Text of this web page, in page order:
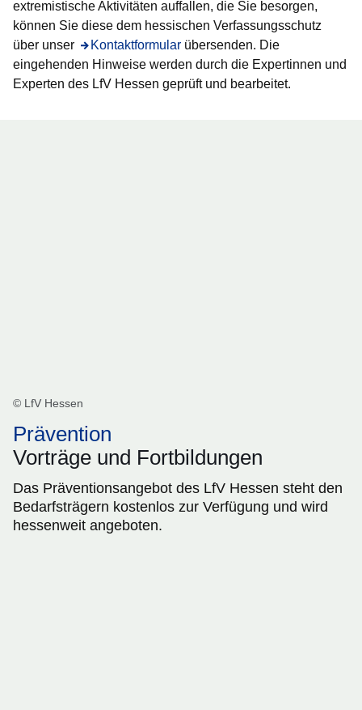
extremistische Aktivitäten auffallen, die Sie besorgen,
können Sie diese dem hessischen Verfassungsschutz
über unser
Kontaktformular
Öffnet sich in einem neuen Fenster
übersenden. Die
eingehenden Hinweise werden durch die Expertinnen und
Experten des LfV Hessen geprüft und bearbeitet.
© LfV Hessen
Prävention
Vorträge und Fortbildungen
Das Präventionsangebot des LfV Hessen steht den
Bedarfsträgern kostenlos zur Verfügung und wird
hessenweit angeboten.